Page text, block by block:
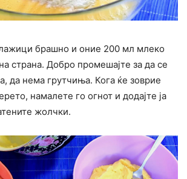
брашно и оние 200 мл млеко
страна. Добро промешајте за да се
да нема грутчиња. Кога ќе зоврие
намалете го огнот и додајте ја
жолчки.